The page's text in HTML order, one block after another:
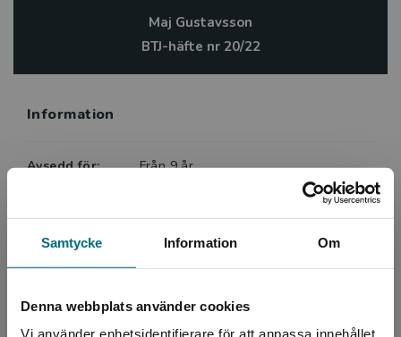
Samtycke Information Om
Denna webbplats använder cookies
Vi använder enhetsidentifierare för att anpassa innehållet
Maj Gustavsson
BTJ-häfte nr 20/22
Information
Avsedd för:
Från 9 år
Översättare:
Birgitta Melén
Serie:
Mytiska väsen
Ämnesområde:
Faktaböcker
Språk:
Svenska